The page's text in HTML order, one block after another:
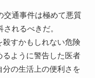
交通事件は極めて悪質
れるべきだ。
すかもしれない危険
ように警告した医者
の生活上の便利さを